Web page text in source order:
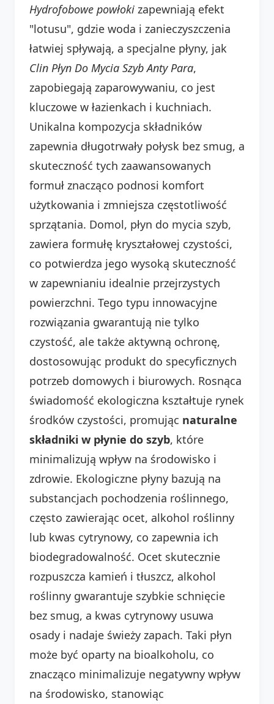
Hydrofobowe powłoki zapewniają efekt
"lotusu", gdzie woda i zanieczyszczenia
łatwiej spływają, a specjalne płyny, jak
Clin Płyn Do Mycia Szyb Anty Para,
zapobiegają zaparowywaniu, co jest
kluczowe w łazienkach i kuchniach.
Unikalna kompozycja składników
zapewnia długotrwały połysk bez smug, a
skuteczność tych zaawansowanych
formuł znacząco podnosi komfort
użytkowania i zmniejsza częstotliwość
sprzątania. Domol, płyn do mycia szyb,
zawiera formułę kryształowej czystości,
co potwierdza jego wysoką skuteczność
w zapewnianiu idealnie przejrzystych
powierzchni. Tego typu innowacyjne
rozwiązania gwarantują nie tylko
czystość, ale także aktywną ochronę,
dostosowując produkt do specyficznych
potrzeb domowych i biurowych. Rosnąca
świadomość ekologiczna kształtuje rynek
środków czystości, promując naturalne
składniki w płynie do szyb, które
minimalizują wpływ na środowisko i
zdrowie. Ekologiczne płyny bazują na
substancjach pochodzenia roślinnego,
często zawierając ocet, alkohol roślinny
lub kwas cytrynowy, co zapewnia ich
biodegradowalność. Ocet skutecznie
rozpuszcza kamień i tłuszcz, alkohol
roślinny gwarantuje szybkie schnięcie
bez smug, a kwas cytrynowy usuwa
osady i nadaje świeży zapach. Taki płyn
może być oparty na bioalkoholu, co
znacząco minimalizuje negatywny wpływ
na środowisko, stanowiąc